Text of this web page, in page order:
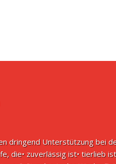
dringend Unterstützung bei
die• zuverlässig ist• tierlieb